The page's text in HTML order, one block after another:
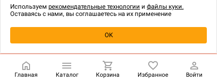
технологии.
Главная Каталог Корзина Избранное Войти
Используем рекомендательные технологии и файлы куки.
Оставаясь с нами, вы соглашаетесь на их применение
OK